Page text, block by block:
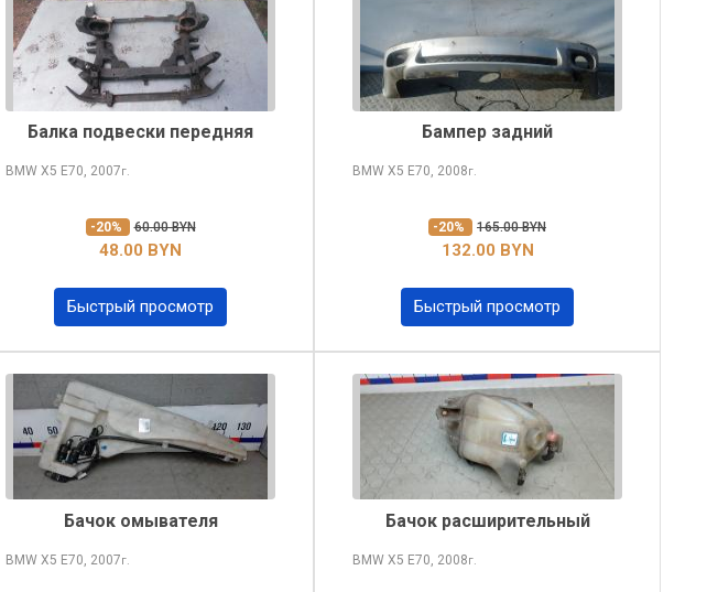
Балка подвески передняя
BMW X5 E70, 2007г.
-20% 60.00 BYN
48.00 BYN
Быстрый просмотр
Бампер задний
BMW X5 E70, 2008г.
-20% 165.00 BYN
132.00 BYN
Быстрый просмотр
Бачок омывателя
BMW X5 E70, 2007г.
Бачок расширительный
BMW X5 E70, 2008г.